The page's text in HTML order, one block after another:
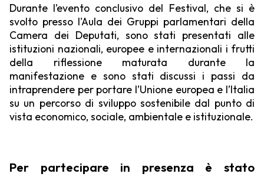
Durante l’evento conclusivo del Festival, che si è
svolto presso l'Aula dei Gruppi parlamentari della
Camera dei Deputati, sono stati presentati alle
istituzioni nazionali, europee e internazionali i frutti
della riflessione maturata durante la
manifestazione e sono stati discussi i passi da
intraprendere per portare l’Unione europea e l’Italia
su un percorso di sviluppo sostenibile dal punto di
vista economico, sociale, ambientale e istituzionale.
Per partecipare in presenza è stato